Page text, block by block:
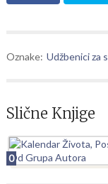
Oznake: Udžbenici za
Slične Knjige
0